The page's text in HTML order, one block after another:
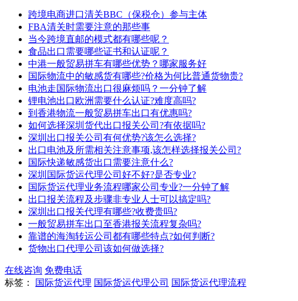
跨境电商进口清关BBC（保税仓）参与主体
FBA清关时需要注意的那些事
当今跨境直邮的模式都有哪些呢？
食品出口需要哪些证书和认证呢？
中港一般贸易拼车有哪些优势？哪家服务好
国际物流中的敏感货有哪些?价格为何比普通货物贵?
电池走国际物流出口很麻烦吗？一分钟了解
锂电池出口欧洲需要什么认证?难度高吗?
到香港物流一般贸易拼车出口有优惠吗?
如何选择深圳货代出口报关公司?有依据吗?
深圳出口报关公司有何优势?该怎么选择?
出口电池及所需相关注意事项,该怎样选择报关公司?
国际快递敏感货出口需要注意什么?
深圳国际货运代理公司好不好?是否专业?
国际货运代理业务流程哪家公司专业?一分钟了解
出口报关流程及步骤非专业人士可以搞定吗?
深圳出口报关代理有哪些?收费贵吗?
一般贸易拼车出口至香港报关流程复杂吗?
靠谱的海淘转运公司都有哪些特点?如何判断?
货物出口代理公司该如何做选择?
在线咨询 免费电话
标签：
国际货运代理 国际货运代理公司 国际货运代理流程